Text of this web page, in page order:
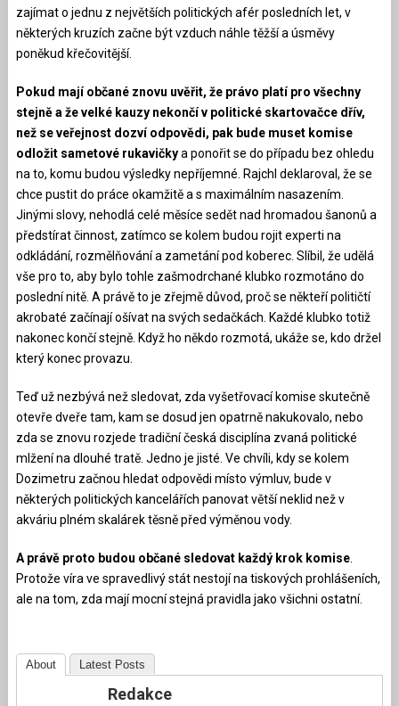
zajímat o jednu z největších politických afér posledních let, v
některých kruzích začne být vzduch náhle těžší a úsměvy
poněkud křečovitější.
Pokud mají občané znovu uvěřit, že právo platí pro všechny
stejně a že velké kauzy nekončí v politické skartovačce dřív,
než se veřejnost dozví odpovědi, pak bude muset komise
odložit sametové rukavičkya ponořit se do případu bez ohledu
na to, komu budou výsledky nepříjemné. Rajchl deklaroval, že se
chce pustit do práce okamžitě a s maximálním nasazením.
Jinými slovy, nehodlá celé měsíce sedět nad hromadou šanonů a
předstírat činnost, zatímco se kolem budou rojit experti na
odkládání, rozmělňování a zametání pod koberec. Slíbil, že udělá
vše pro to, aby bylo tohle zašmodrchané klubko rozmotáno do
poslední nitě. A právě to je zřejmě důvod, proč se někteří političtí
akrobaté začínají ošívat na svých sedačkách. Každé klubko totiž
nakonec končí stejně. Když ho někdo rozmotá, ukáže se, kdo držel
který konec provazu.
Teď už nezbývá než sledovat, zda vyšetřovací komise skutečně
otevře dveře tam, kam se dosud jen opatrně nakukovalo, nebo
zda se znovu rozjede tradiční česká disciplína zvaná politické
mlžení na dlouhé tratě. Jedno je jisté. Ve chvíli, kdy se kolem
Dozimetru začnou hledat odpovědi místo výmluv, bude v
některých politických kancelářích panovat větší neklid než v
akváriu plném skalárek těsně před výměnou vody.
A právě proto budou občané sledovat každý krok komise.
Protože víra ve spravedlivý stát nestojí na tiskových prohlášeních,
ale na tom, zda mají mocní stejná pravidla jako všichni ostatní.
About Latest Posts
Redakce